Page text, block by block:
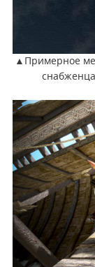
▲Примерное